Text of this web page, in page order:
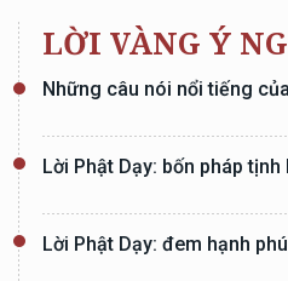
LỜI VÀNG Ý
Những câu nói nổi tiếng
Lời Phật Dạy: bốn pháp tịnh
Lời Phật Dạy: đem hạnh